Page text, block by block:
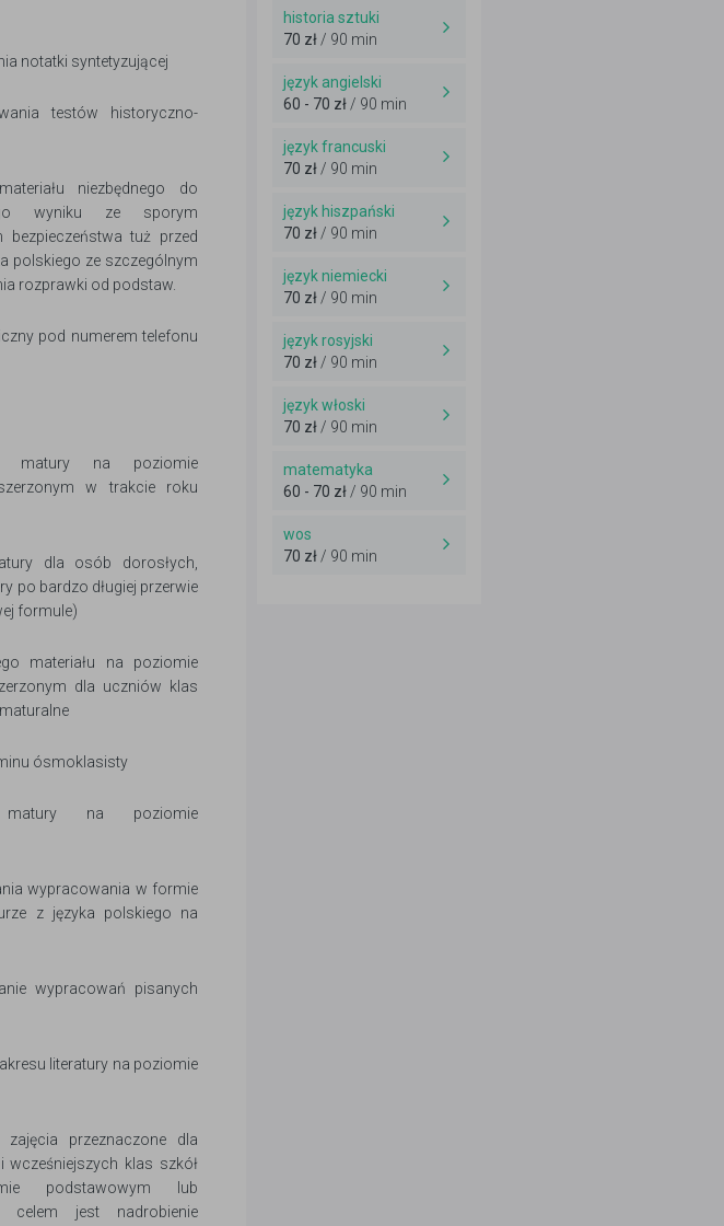
notatki syntetyzującej
testów historyczno-
niezbędnego do
wyniku ze sporym
bezpieczeństwa tuż przed
polskiego ze szczególnym
rozprawki od podstaw.
pod numerem telefonu
matury na poziomie
w trakcie roku
dla osób dorosłych,
po bardzo długiej przerwie
formule)
materiału na poziomie
dla uczniów klas
ósmoklasisty
na poziomie
wypracowania w formie
z języka polskiego na
wypracowań pisanych
literatury na poziomie
przeznaczone dla
klas szkół
podstawowym lub
celem jest nadrobienie
historia sztuki
70 zł / 90 min
język angielski
60 - 70 zł / 90 min
język francuski
70 zł / 90 min
język hiszpański
70 zł / 90 min
język niemiecki
70 zł / 90 min
język rosyjski
70 zł / 90 min
język włoski
70 zł / 90 min
matematyka
60 - 70 zł / 90 min
wos
70 zł / 90 min